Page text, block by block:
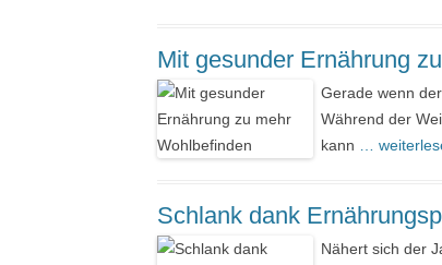
Mit gesunder Ernährung
Gerade wenn
Während der
kann
…
Schlank dank
Nähert sich der